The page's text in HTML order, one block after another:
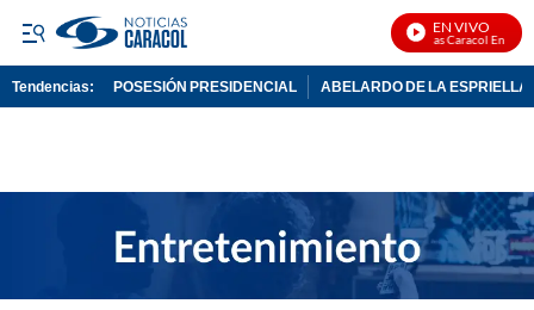
EN VIVO
Noticias Caracol En Vivo
Tendencias: POSESIÓN PRESIDENCIAL ABELARDO DE LA ESPRIELLA